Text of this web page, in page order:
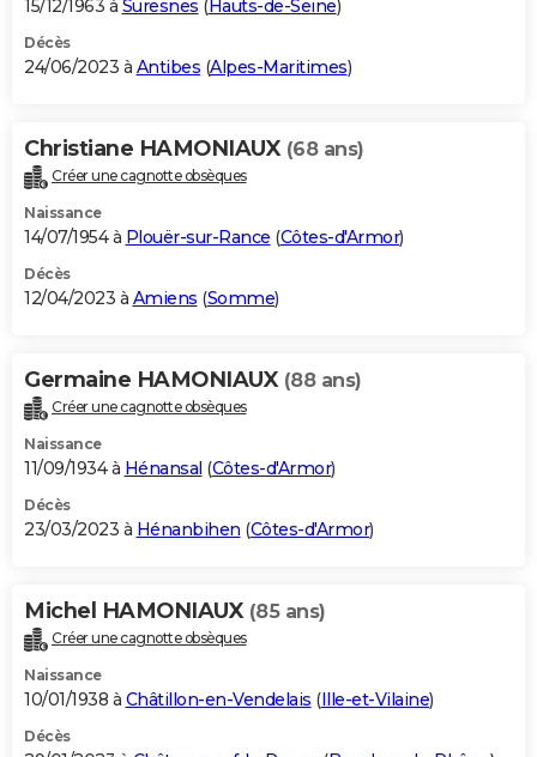
15/12/1963 à Suresnes ( Hauts-de-Seine)
Décès
24/06/2023 à Antibes (Alpes-Maritimes)
Christiane HAMONIAUX (68 ans)
Créer une cagnotte obsèques
Naissance
14/07/1954 à Plouër-sur-Rance (Côtes-d'Armor)
Décès
12/04/2023 à Amiens (Somme)
Germaine HAMONIAUX (88 ans)
Créer une cagnotte obsèques
Naissance
11/09/1934 à Hénansal (Côtes-d'Armor)
Décès
23/03/2023 à Hénanbihen (Côtes-d'Armor)
Michel HAMONIAUX (85 ans)
Créer une cagnotte obsèques
Naissance
10/01/1938 à Châtillon-en-Vendelais (Ille-et-Vilaine)
Décès